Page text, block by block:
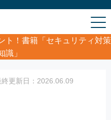
ト！書籍「セキュリティ対策
識」
プ
更新日：2026.06.09